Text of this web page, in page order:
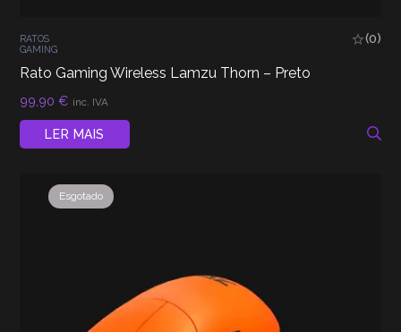
RATOS
GAMING
(0)
Rato Gaming Wireless Lamzu Thorn – Preto
99,90€ inc. IVA
LER MAIS
Esgotado